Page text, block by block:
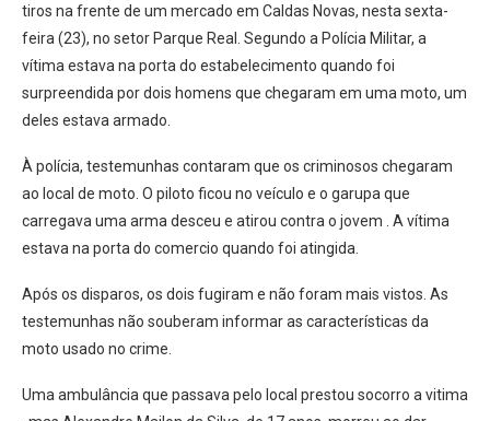
tiros na frente de um mercado em Caldas Novas, nesta sexta-
feira (23), no setor Parque Real. Segundo a Polícia Militar, a
vítima estava na porta do estabelecimento quando foi
surpreendida por dois homens que chegaram em uma moto, um
deles estava armado.
À polícia, testemunhas contaram que os criminosos chegaram
ao local de moto. O piloto ficou no veículo e o garupa que
carregava uma arma desceu e atirou contra o jovem . A vítima
estava na porta do comercio quando foi atingida.
Após os disparos, os dois fugiram e não foram mais vistos. As
testemunhas não souberam informar as características da
moto usado no crime.
Uma ambulância que passava pelo local prestou socorro a vitima